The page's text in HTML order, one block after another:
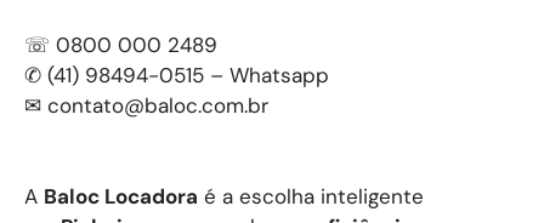
☏ 0800 000 2489
✆ (41) 98494-0515 – Whatsapp
✉ contato@baloc.com.br
A Baloc Locadora é a escolha inteligente